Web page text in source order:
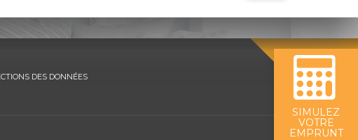
SIMULEZ
VOTRE
EMPRUNT
DES DONNÉES